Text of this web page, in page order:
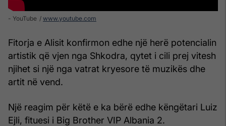
- YouTube www.youtube.com
Fitorja e Alisit konfirmon edhe një herë potencialin
artistik që vjen nga Shkodra, qytet i cili prej vitesh
njihet si një nga vatrat kryesore të muzikës dhe
artit në vend.
Një reagim për këtë e ka bërë edhe këngëtari Luiz
Ejli, fituesi i Big Brother VIP Albania 2.